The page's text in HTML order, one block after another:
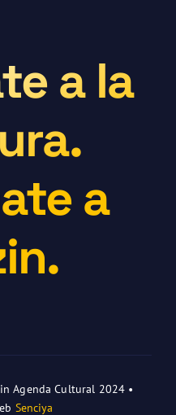
a la
a
Agenda Cultural 2024 •
Senciya